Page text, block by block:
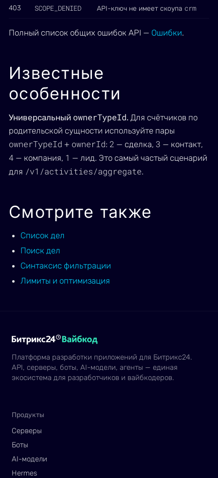
403 SCOPE_DENIED API-ключ не имеет скоупа crm
Полный список общих ошибок API — Ошибки.
Известные
особенности
Универсальный ownerTypeId. Для счётчиков по
родительской сущности используйте пары
ownerTypeId + ownerId: 2 — сделка, 3 — контакт,
4 — компания, 1 — лид. Это самый частый сценарий
для /v1/activities/aggregate.
Смотрите также
Список дел
Поиск дел
Синтаксис фильтрации
Лимиты и оптимизация
Платформа разработки приложений для Битрикс24.
API, серверы, боты, AI-модели, агенты — единая
экосистема для разработчиков и вайбкодеров.
Продукты
Серверы
Боты
AI-модели
Hermes